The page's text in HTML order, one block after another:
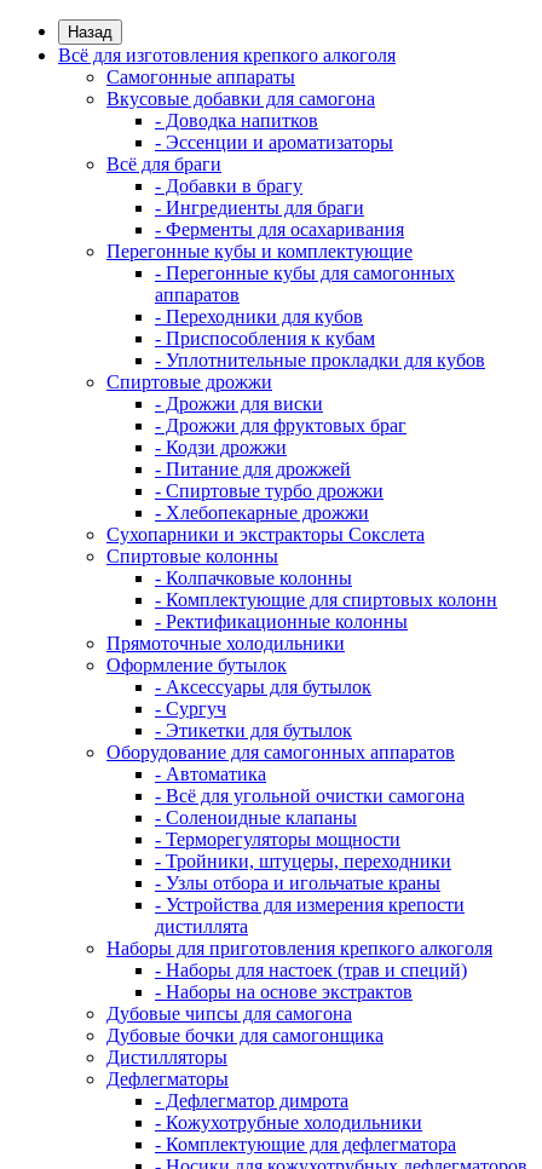
Назад
Всё для изготовления крепкого алкоголя
Самогонные аппараты
Вкусовые добавки для самогона
- Доводка напитков
- Эссенции и ароматизаторы
Всё для браги
- Добавки в брагу
- Ингредиенты для браги
- Ферменты для осахаривания
Перегонные кубы и комплектующие
- Перегонные кубы для самогонных
аппаратов
- Переходники для кубов
- Приспособления к кубам
- Уплотнительные прокладки для кубов
Спиртовые дрожжи
- Дрожжи для виски
- Дрожжи для фруктовых браг
- Кодзи дрожжи
- Питание для дрожжей
- Спиртовые турбо дрожжи
- Хлебопекарные дрожжи
Сухопарники и экстракторы Сокслета
Спиртовые колонны
- Колпачковые колонны
- Комплектующие для спиртовых колонн
- Ректификационные колонны
Прямоточные холодильники
Оформление бутылок
- Аксессуары для бутылок
- Сургуч
- Этикетки для бутылок
Оборудование для самогонных аппаратов
- Автоматика
- Всё для угольной очистки самогона
- Соленоидные клапаны
- Терморегуляторы мощности
- Тройники, штуцеры, переходники
- Узлы отбора и игольчатые краны
- Устройства для измерения крепости
дистиллята
Наборы для приготовления крепкого алкоголя
- Наборы для настоек (трав и специй)
- Наборы на основе экстрактов
Дубовые чипсы для самогона
Дубовые бочки для самогонщика
Дистилляторы
Дефлегматоры
- Дефлегматор димрота
- Кожухотрубные холодильники
- Комплектующие для дефлегматора